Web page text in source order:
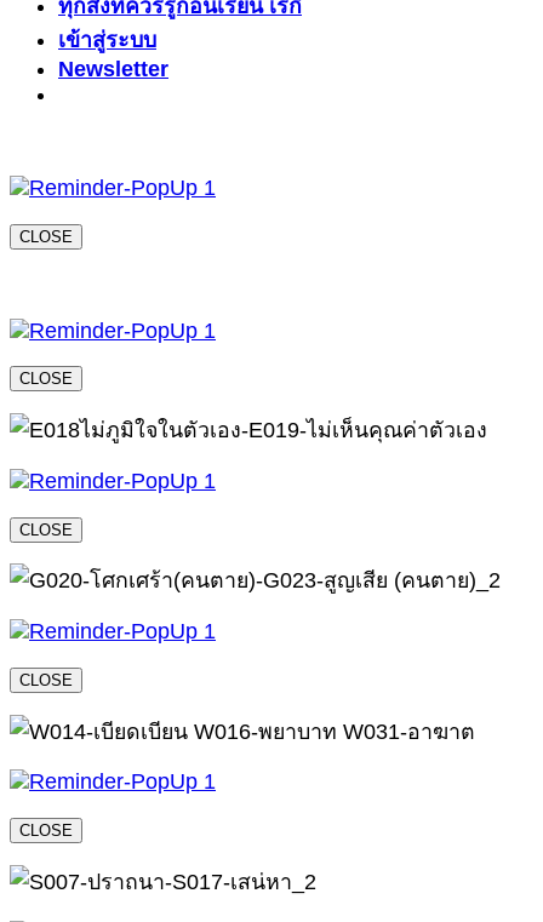
ทุกสิ่งที่ควรรู้ก่อนเรียน เรกิ
เข้าสู่ระบบ
Newsletter
CLOSE
CLOSE
CLOSE
CLOSE
CLOSE